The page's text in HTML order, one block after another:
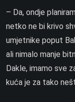
– Da, ondje
netko ne bi krivo
umjetnike poput
ali nimalo manje
Dakle, imamo sve
kuća je za tako